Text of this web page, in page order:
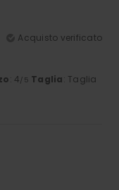
Acquisto verificato
: 4/5 Taglia: Taglia